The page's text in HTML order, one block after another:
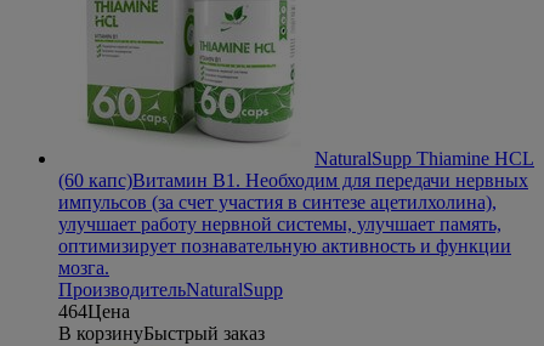
NaturalSupp Thiamine HCL
(60 капс)Витамин В1. Необходим для передачи нервных
импульсов (за счет участия в синтезе ацетилхолина),
улучшает работу нервной системы, улучшает память,
оптимизирует познавательную активность и функции
мозга.
ПроизводительNaturalSupp
464Цена
В корзинуБыстрый заказ